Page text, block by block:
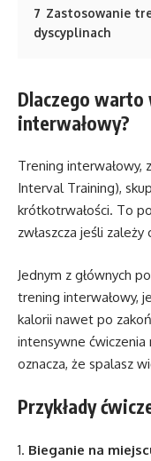
7 Zastosowanie
dyscyplinach
Dlaczego
interwałowy?
Trening interwałowy,
Interval Training),
krótkotrwałości. To
zwłaszcza jeśli zależy
Jednym z głównych
trening interwałowy,
kalorii nawet po
intensywne
oznacza, że spalasz
Przykłady
1. Bieganie na